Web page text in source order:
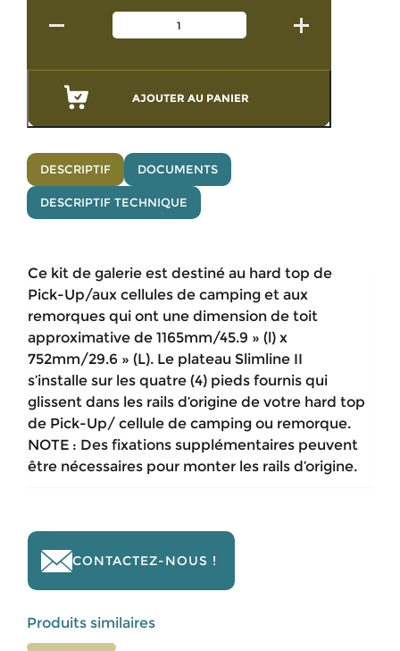
AJOUTER AU PANIER
DESCRIPTIF DOCUMENTS
DESCRIPTIF TECHNIQUE
Ce kit de galerie est destiné au hard top de
Pick-Up/aux cellules de camping et aux
remorques qui ont une dimension de toit
approximative de 1165mm/45.9 » (l) x
752mm/29.6 » (L). Le plateau Slimline II
s’installe sur les quatre (4) pieds fournis qui
glissent dans les rails d’origine de votre hard top
de Pick-Up/ cellule de camping ou remorque.
NOTE : Des fixations supplémentaires peuvent
être nécessaires pour monter les rails d’origine.
CONTACTEZ-NOUS !
Produits similaires